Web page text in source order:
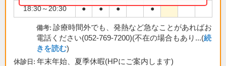
18:30～20:30 ● ● ● ●
備考: 診療時間外でも、発熱など急なことがあればお
電話ください(052-769-7200)(不在の場合もあり...(続
きを読む)
休診日: 年末年始、夏季休暇(HPにご案内します)